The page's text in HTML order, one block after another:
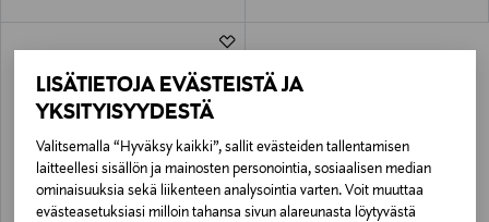
LISÄTIETOJA EVÄSTEISTÄ JA
YKSITYISYYDESTÄ
Valitsemalla “Hyväksy kaikki”, sallit evästeiden tallentamisen
laitteellesi sisällön ja mainosten personointia, sosiaalisen median
ominaisuuksia sekä liikenteen analysointia varten. Voit muuttaa
evästeasetuksiasi milloin tahansa sivun alareunasta löytyvästä